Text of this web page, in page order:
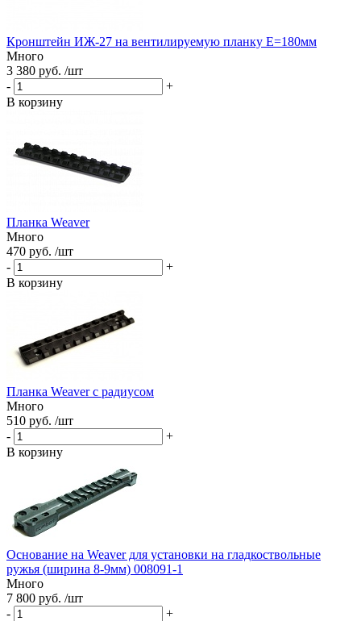
Кронштейн ИЖ-27 на вентилируемую планку Е=180мм
Много
3 380 руб. /шт
-
+
В корзину
Планка Weaver
Много
470 руб. /шт
-
+
В корзину
Планка Weaver с радиусом
Много
510 руб. /шт
-
+
В корзину
Основание на Weaver для установки на гладкоствольные
ружья (ширина 8-9мм) 008091-1
Много
7 800 руб. /шт
-
+